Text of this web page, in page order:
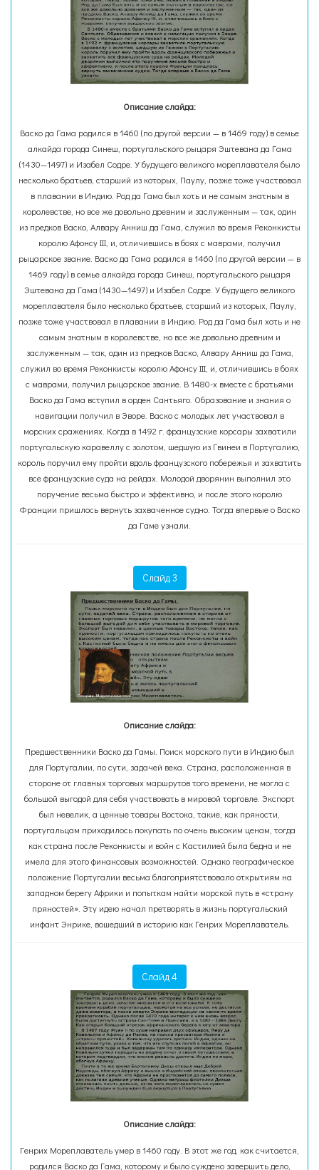
Описание слайда:
Васко да Гама родился в 1460 (по другой версии — в 1469 году) в семье
алкайда города Синеш, португальского рыцаря Эштевана да Гама
(1430—1497) и Изабел Содре. У будущего великого мореплавателя было
несколько братьев, старший из которых, Паулу, позже тоже участвовал
в плавании в Индию. Род да Гама был хоть и не самым знатным в
королевстве, но все же довольно древним и заслуженным — так, один
из предков Васко, Алвару Анниш да Гама, служил во время Реконкисты
королю Афонсу III, и, отличившись в боях с маврами, получил
рыцарское звание. Васко да Гама родился в 1460 (по другой версии — в
1469 году) в семье алкайда города Синеш, португальского рыцаря
Эштевана да Гама (1430—1497) и Изабел Содре. У будущего великого
мореплавателя было несколько братьев, старший из которых, Паулу,
позже тоже участвовал в плавании в Индию. Род да Гама был хоть и не
самым знатным в королевстве, но все же довольно древним и
заслуженным — так, один из предков Васко, Алвару Анниш да Гама,
служил во время Реконкисты королю Афонсу III, и, отличившись в боях
с маврами, получил рыцарское звание. В 1480-х вместе с братьями
Васко да Гама вступил в орден Сантьяго. Образование и знания о
навигации получил в Эворе. Васко с молодых лет участвовал в
морских сражениях. Когда в 1492 г. французские корсары захватили
португальскую каравеллу с золотом, шедшую из Гвинеи в Португалию,
король поручил ему пройти вдоль французского побережья и захватить
все французские суда на рейдах. Молодой дворянин выполнил это
поручение весьма быстро и эффективно, и после этого королю
Франции пришлось вернуть захваченное судно. Тогда впервые о Васко
да Гаме узнали.
Слайд 3
Описание слайда:
Предшественники Васко да Гамы. Поиск морского пути в Индию был
для Португалии, по сути, задачей века. Страна, расположенная в
стороне от главных торговых маршрутов того времени, не могла с
большой выгодой для себя участвовать в мировой торговле. Экспорт
был невелик, а ценные товары Востока, такие, как пряности,
португальцам приходилось покупать по очень высоким ценам, тогда
как страна после Реконкисты и войн с Кастилией была бедна и не
имела для этого финансовых возможностей. Однако географическое
положение Португалии весьма благоприятствовало открытиям на
западном берегу Африки и попыткам найти морской путь в «страну
пряностей». Эту идею начал претворять в жизнь португальский
инфант Энрике, вошедший в историю как Генрих Мореплаватель.
Слайд 4
Описание слайда:
Генрих Мореплаватель умер в 1460 году. В этот же год, как считается,
родился Васко да Гама, которому и было суждено завершить дело,